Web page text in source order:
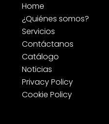
Home
¿Quiénes somos?
Servicios
Contáctanos
Catálogo
Noticias
Privacy Policy
Cookie Policy